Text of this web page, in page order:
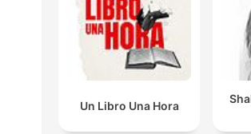
Un Libro Una Hora